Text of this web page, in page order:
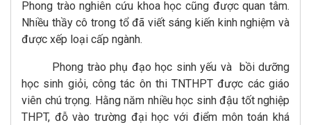
Phong trào nghiên cứu khoa học cũng được quan tâm.
Nhiều thầy cô trong tổ đã viết sáng kiến kinh nghiệm và
được xếp loại cấp ngành.
Phong trào phụ đạo học sinh yếu và bồi dưỡng
học sinh giỏi, công tác ôn thi TNTHPT được các giáo
viên chú trọng. Hằng năm nhiều học sinh đậu tốt nghiệp
THPT, đỗ vào trường đại học với điểm môn toán khá